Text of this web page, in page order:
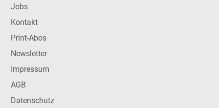
Jobs
Kontakt
Print-Abos
Newsletter
Impressum
AGB
Datenschutz